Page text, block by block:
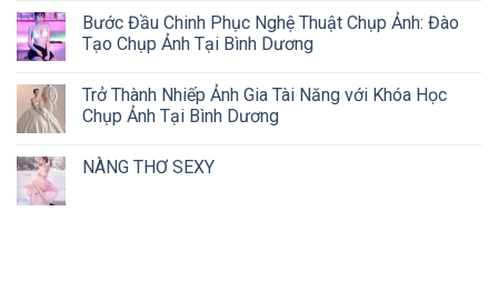
Bước Đầu Chinh Phục Nghệ Thuật Chụp Ảnh: Đào
Tạo Chụp Ảnh Tại Bình Dương
Trở Thành Nhiếp Ảnh Gia Tài Năng với Khóa Học
Chụp Ảnh Tại Bình Dương
NÀNG THƠ SEXY